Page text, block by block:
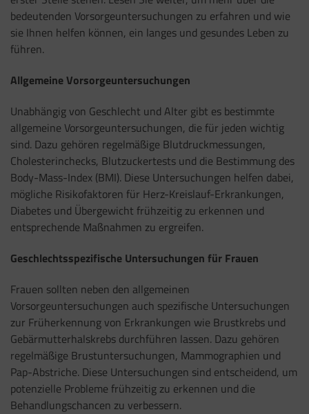
bedeutenden Vorsorgeuntersuchungen zu erfahren und wie
sie Ihnen helfen können, ein langes und gesundes Leben zu
führen.
Allgemeine Vorsorgeuntersuchungen
Unabhängig von Geschlecht und Alter gibt es bestimmte
allgemeine Vorsorgeuntersuchungen, die für jeden wichtig
sind. Dazu gehören regelmäßige Blutdruckmessungen,
Cholesterinchecks, Blutzuckertests und die Bestimmung des
Body-Mass-Index (BMI). Diese Untersuchungen helfen dabei,
mögliche Risikofaktoren für Herz-Kreislauf-Erkrankungen,
Diabetes und Übergewicht frühzeitig zu erkennen und
entsprechende Maßnahmen zu ergreifen.
Geschlechtsspezifische Untersuchungen für Frauen
Frauen sollten neben den allgemeinen
Vorsorgeuntersuchungen auch spezifische Untersuchungen
zur Früherkennung von Erkrankungen wie Brustkrebs und
Gebärmutterhalskrebs durchführen lassen. Dazu gehören
regelmäßige Brustuntersuchungen, Mammographien und
Pap-Abstriche. Diese Untersuchungen sind entscheidend, um
potenzielle Probleme frühzeitig zu erkennen und die
Behandlungschancen zu verbessern.